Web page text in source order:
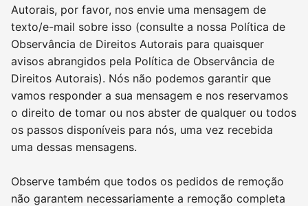
Autorais, por favor, nos envie uma mensagem de
texto/e-mail sobre isso (consulte a nossa Política de
Observância de Direitos Autorais para quaisquer
avisos abrangidos pela Política de Observância de
Direitos Autorais). Nós não podemos garantir que
vamos responder a sua mensagem e nos reservamos
o direito de tomar ou nos abster de qualquer ou todos
os passos disponíveis para nós, uma vez recebida
uma dessas mensagens.
Observe também que todos os pedidos de remoção
não garantem necessariamente a remoção completa